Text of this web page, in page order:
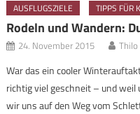
AUSFLUGSZIELE TIPPS FÜR
Rodeln und Wandern:
24. November 2015 Thilo
War das ein cooler
richtig viel geschneit – und weil
wir uns auf den Weg vom